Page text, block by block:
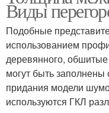
Виды
Подобные
использованием
деревянного,
могут быть
придания модели
используются ГКЛ